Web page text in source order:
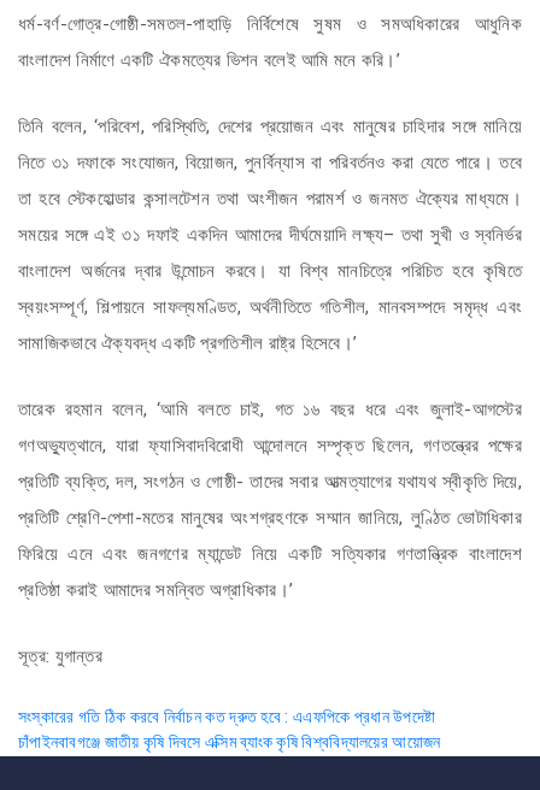
ধর্ম-বর্ণ-গোত্র-গোষ্ঠী-সমতল-পাহাড়ি নির্বিশেষে সুষম ও সমঅধিকারের আধুনিক
বাংলাদেশ নির্মাণে একটি ঐকমত্যের ভিশন বলেই আমি মনে করি।’
তিনি বলেন, ‘পরিবেশ, পরিস্থিতি, দেশের প্রয়োজন এবং মানুষের চাহিদার সঙ্গে মানিয়ে
নিতে ৩১ দফাকে সংযোজন, বিয়োজন, পুনর্বিন্যাস বা পরিবর্তনও করা যেতে পারে। তবে
তা হবে স্টেকহোল্ডার কন্সালটেশন তথা অংশীজন পরামর্শ ও জনমত ঐক্যের মাধ্যমে।
সময়ের সঙ্গে এই ৩১ দফাই একদিন আমাদের দীর্ঘমেয়াদি লক্ষ্য– তথা সুখী ও স্বনির্ভর
বাংলাদেশ অর্জনের দ্বার উন্মোচন করবে। যা বিশ্ব মানচিত্রে পরিচিত হবে কৃষিতে
স্বয়ংসম্পূর্ণ, শিল্পায়নে সাফল্যমণ্ডিত, অর্থনীতিতে গতিশীল, মানবসম্পদে সমৃদ্ধ এবং
সামাজিকভাবে ঐক্যবদ্ধ একটি প্রগতিশীল রাষ্ট্র হিসেবে।’
তারেক রহমান বলেন, ‘আমি বলতে চাই, গত ১৬ বছর ধরে এবং জুলাই-আগস্টের
গণঅভ্যুত্থানে, যারা ফ্যাসিবাদবিরোধী আন্দোলনে সম্পৃক্ত ছিলেন, গণতন্ত্রের পক্ষের
প্রতিটি ব্যক্তি, দল, সংগঠন ও গোষ্ঠী- তাদের সবার আত্মত্যাগের যথাযথ স্বীকৃতি দিয়ে,
প্রতিটি শ্রেণি-পেশা-মতের মানুষের অংশগ্রহণকে সম্মান জানিয়ে, লুণ্ঠিত ভোটাধিকার
ফিরিয়ে এনে এবং জনগণের ম্যান্ডেট নিয়ে একটি সত্যিকার গণতান্ত্রিক বাংলাদেশ
প্রতিষ্ঠা করাই আমাদের সমন্বিত অগ্রাধিকার।’
সূত্র: যুগান্তর
Post
navigation
সংস্কারের গতি ঠিক করবে নির্বাচন কত দ্রুত হবে : এএফপিকে প্রধান উপদেষ্টা
চাঁপাইনবাবগঞ্জে জাতীয় কৃষি দিবসে এক্সিম ব্যাংক কৃষি বিশ্ববিদ্যালয়ের আয়োজন